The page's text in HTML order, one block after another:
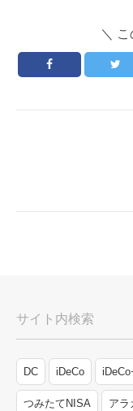
＼
サイト内検索
DC iDeCo
つみたてNISA アラ